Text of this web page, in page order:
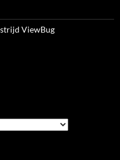
ViewBug